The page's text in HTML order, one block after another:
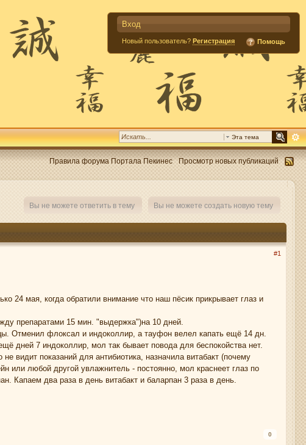
Вход
Новый пользователь? Регистрация Помощь
Эта тема
Правила форума Портала Пекинес Просмотр новых публикаций
Вы не можете создать новую тему
Вы не можете ответить в тему
#1
24 мая, когда обратили внимание что наш пёсик прикрывает глаз и
препаратами 15 мин. "выдержка")на 10 дней.
Отменил флоксал и индоколлир, а тауфон велел капать ещё 14 дн.
дней 7 индоколлир, мол так бывает повода для беспокойства нет.
видит показаний для антибиотика, назначила витабакт (почему
или любой другой увлажнитель - постоянно, мол краснеет глаз по
Капаем два раза в день витабакт и баларпан 3 раза в день.
0